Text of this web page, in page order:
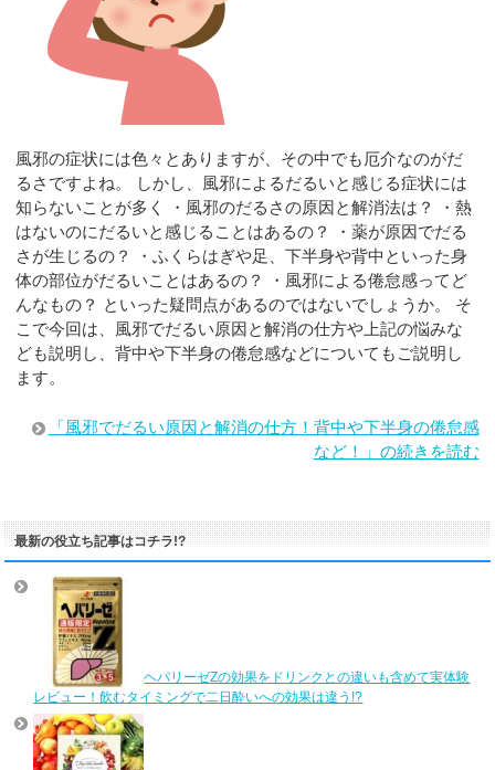
風邪の症状には色々とありますが、その中でも厄介なのがだ
るさですよね。 しかし、風邪によるだるいと感じる症状には
知らないことが多く ・風邪のだるさの原因と解消法は？ ・熱
はないのにだるいと感じることはあるの？ ・薬が原因でだる
さが生じるの？ ・ふくらはぎや足、下半身や背中といった身
体の部位がだるいことはあるの？ ・風邪による倦怠感ってど
んなもの？ といった疑問点があるのではないでしょうか。 そ
こで今回は、風邪でだるい原因と解消の仕方や上記の悩みな
ども説明し、背中や下半身の倦怠感などについてもご説明し
ます。
「風邪でだるい原因と解消の仕方！背中や下半身の倦怠感
など！」の続きを読む
最新の役立ち記事はコチラ!?
ヘパリーゼZの効果をドリンクとの違いも含めて実体験
レビュー！飲むタイミングで二日酔いへの効果は違う!?